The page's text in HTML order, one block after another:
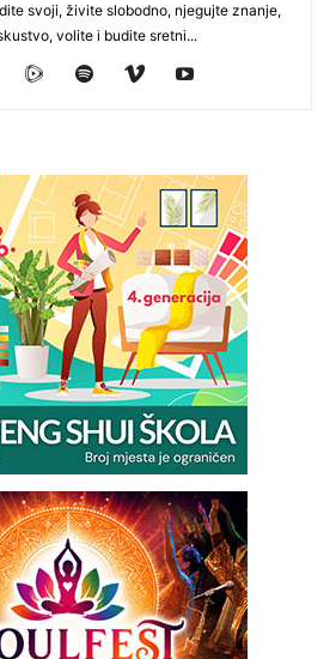
svoji, živite slobodno, njegujte znanje,
volite i budite sretni...